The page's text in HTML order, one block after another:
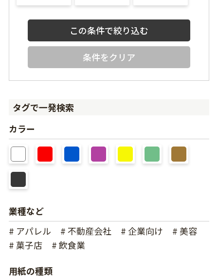
条件をクリア
タグで一発検索
カラー
業種など
# アパレル
# 不動産会社 # 企業向け
# 美容
# 菓子店
# 飲食業
用紙の種類